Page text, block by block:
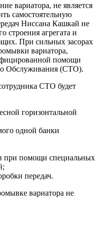
вариатора, не является
самостоятельную
Ниссана Кашкай не
строения агрегата и
При сильных засорах
вариатора,
помощи
Обслуживания (СТО).
СТО будет
горизонтальной
одной банки
при помощи специальных
передач.
вариатора не